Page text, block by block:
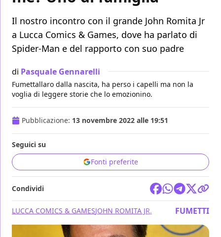
Il nostro incontro con il grande John Romita Jr
a Lucca Comics & Games, dove ha parlato di
Spider-Man e del rapporto con suo padre
di Pasquale Gennarelli
Fumettallaro dalla nascita, ha perso i capelli ma non la
voglia di leggere storie che lo emozionino.
Pubblicazione: 13 novembre 2022 alle 19:51
Seguici su
Fonti preferite
Condividi
LUCCA COMICS & GAMESJOHN ROMITA JR. FUMETTI